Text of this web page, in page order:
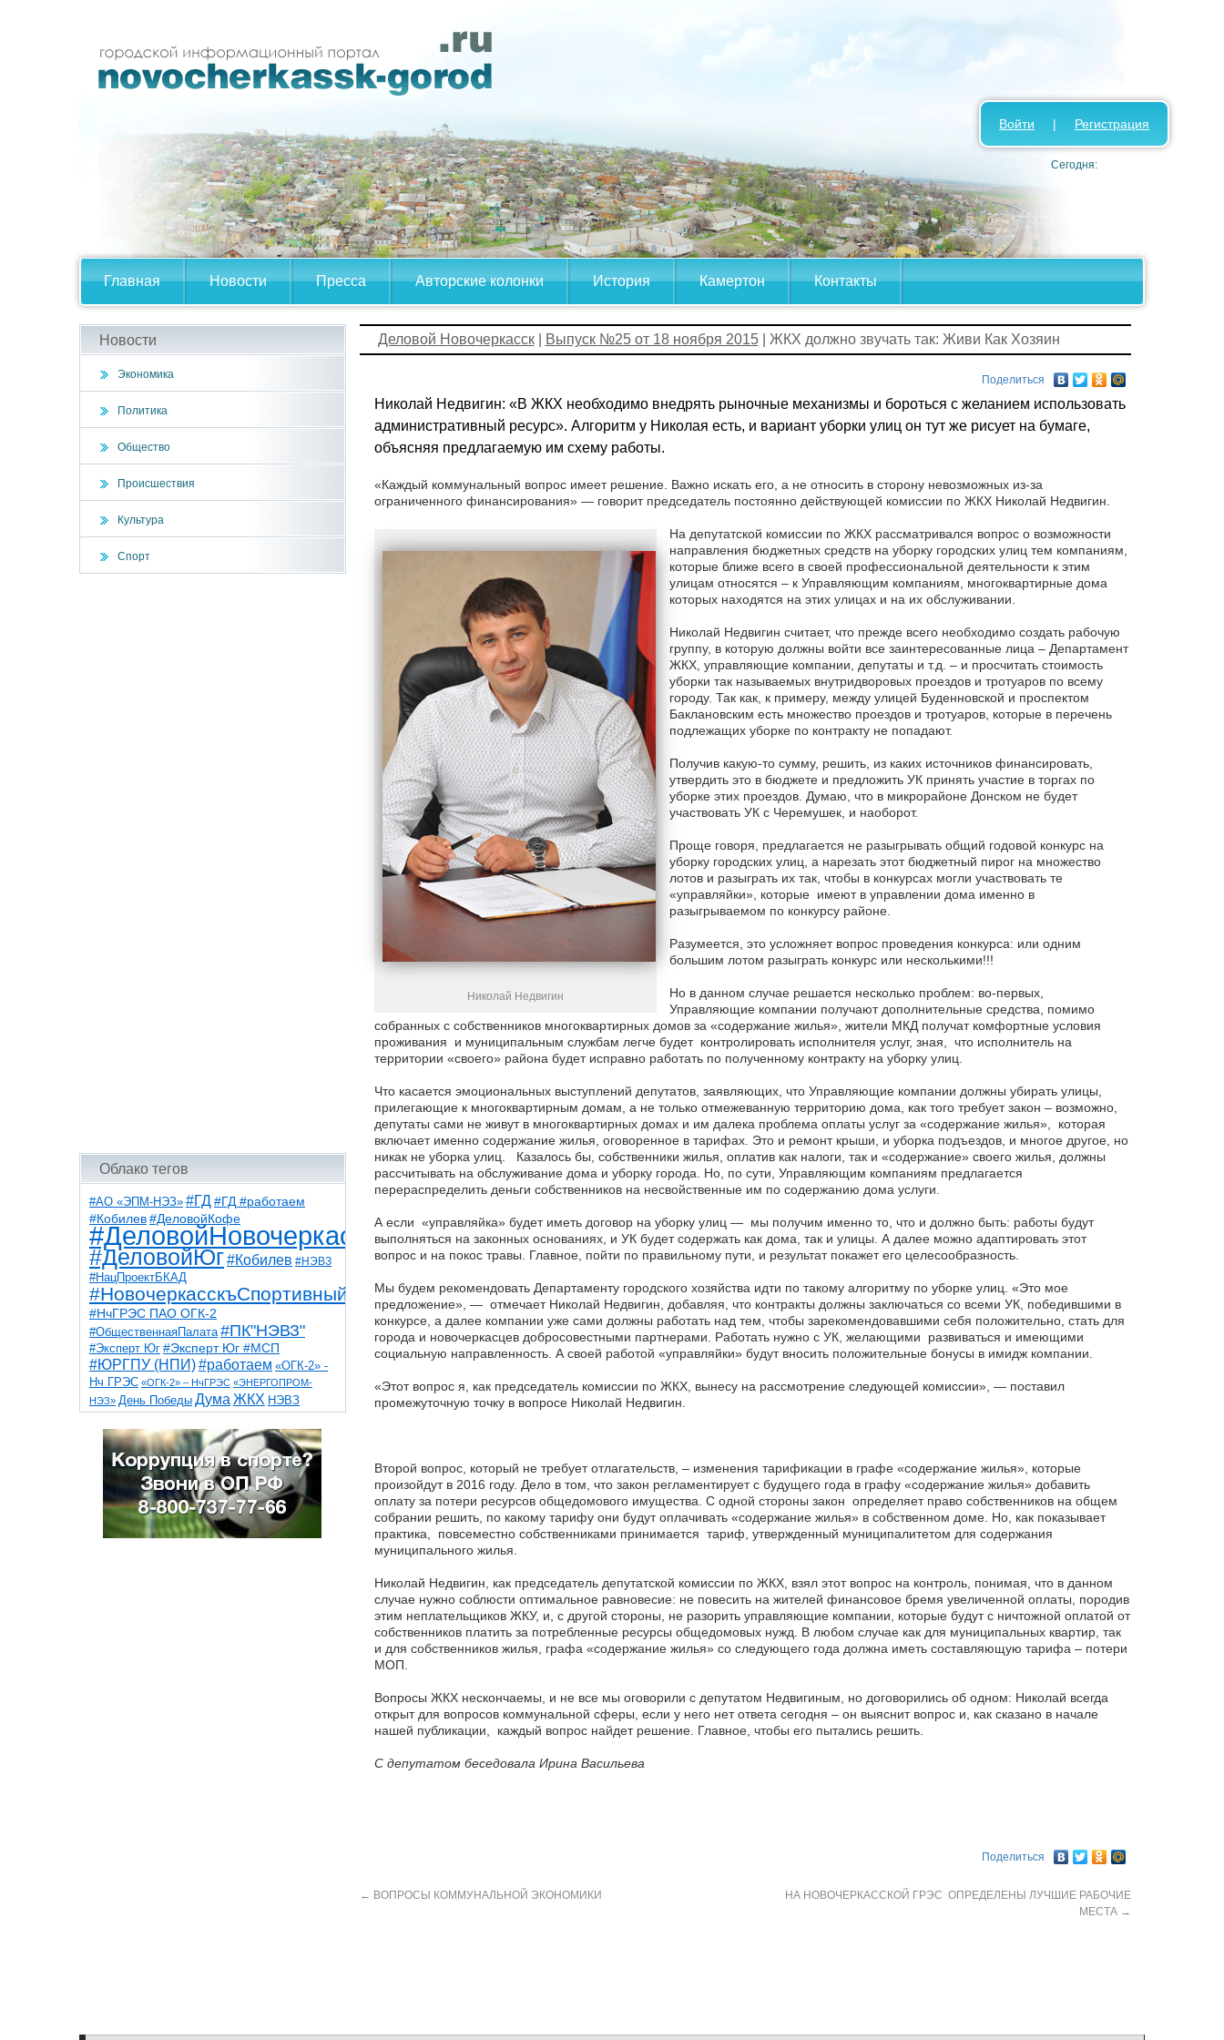
Главная Новости Пресса Авторские колонки История Камертон Контакты
Войти | Регистрация
Сегодня:
Новости
Экономика
Политика
Общество
Происшествия
Культура
Спорт
Облако тегов
#АО «ЭПМ-НЭЗ» #ГД #ГД #работаем
#Кобилев #ДеловойКофе
#ДеловойНовочеркасск
#ДеловойЮг#Кобилев #НЭВЗ
#НацПроектБКАД
#НовочеркасскъСпортивный
#НчГРЭС ПАО ОГК-2
#ОбщественнаяПалата #ПК"НЭВЗ"
#Эксперт Юг #Эксперт Юг #МСП
#ЮРГПУ (НПИ)#работаем «ОГК-2» -
Нч ГРЭС «ОГК-2» – НчГРЭС «ЭНЕРГОПРОМ-
НЭЗ» День Победы Дума ЖКХ НЭВЗ
НчГРЭС ТНТ
благоустройствоветераны выборы
детидороги казаки коррупция космос
общественная палата парк пожар роща
спорт театр транспорт художники
Деловой Новочеркасск| Выпуск №25 от 18 ноября 2015| ЖКХ должно звучать так: Живи Как Хозяин
Поделиться
Николай Недвигин: «В ЖКХ необходимо внедрять рыночные механизмы и бороться с желанием использовать
административный ресурс». Алгоритм у Николая есть, и вариант уборки улиц он тут же рисует на бумаге,
объясняя предлагаемую им схему работы.
«Каждый коммунальный вопрос имеет решение. Важно искать его, а не относить в сторону невозможных из-за
ограниченного финансирования» — говорит председатель постоянно действующей комиссии по ЖКХ Николай Недвигин.
Николай Недвигин
На депутатской комиссии по ЖКХ рассматривался вопрос о возможности
направления бюджетных средств на уборку городских улиц тем компаниям,
которые ближе всего в своей профессиональной деятельности к этим
улицам относятся – к Управляющим компаниям, многоквартирные дома
которых находятся на этих улицах и на их обслуживании.
Николай Недвигин считает, что прежде всего необходимо создать рабочую
группу, в которую должны войти все заинтересованные лица – Департамент
ЖКХ, управляющие компании, депутаты и т.д. – и просчитать стоимость
уборки так называемых внутридворовых проездов и тротуаров по всему
городу. Так как, к примеру, между улицей Буденновской и проспектом
Баклановским есть множество проездов и тротуаров, которые в перечень
подлежащих уборке по контракту не попадают.
Получив какую-то сумму, решить, из каких источников финансировать,
утвердить это в бюджете и предложить УК принять участие в торгах по
уборке этих проездов. Думаю, что в микрорайоне Донском не будет
участвовать УК с Черемушек, и наоборот.
Проще говоря, предлагается не разыгрывать общий годовой конкурс на
уборку городских улиц, а нарезать этот бюджетный пирог на множество
лотов и разыграть их так, чтобы в конкурсах могли участвовать те
«управляйки», которые имеют в управлении дома именно в
разыгрываемом по конкурсу районе.
Разумеется, это усложняет вопрос проведения конкурса: или одним
большим лотом разыграть конкурс или несколькими!!!
Но в данном случае решается несколько проблем: во-первых,
Управляющие компании получают дополнительные средства, помимо
собранных с собственников многоквартирных домов за «содержание жилья», жители МКД получат комфортные условия
проживания и муниципальным службам легче будет контролировать исполнителя услуг, зная, что исполнитель на
территории «своего» района будет исправно работать по полученному контракту на уборку улиц.
Что касается эмоциональных выступлений депутатов, заявляющих, что Управляющие компании должны убирать улицы,
прилегающие к многоквартирным домам, а не только отмежеванную территорию дома, как того требует закон – возможно,
депутаты сами не живут в многоквартирных домах и им далека проблема оплаты услуг за «содержание жилья», которая
включает именно содержание жилья, оговоренное в тарифах. Это и ремонт крыши, и уборка подъездов, и многое другое, но
никак не уборка улиц. Казалось бы, собственники жилья, оплатив как налоги, так и «содержание» своего жилья, должны
рассчитывать на обслуживание дома и уборку города. Но, по сути, Управляющим компаниям предлагается
перераспределить деньги собственников на несвойственные им по содержанию дома услуги.
А если «управляйка» будет иметь договор на уборку улиц — мы получим именно то, что и должно быть: работы будут
выполняться на законных основаниях, и УК будет содержать как дома, так и улицы. А далее можно адаптировать этот
вопрос и на покос травы. Главное, пойти по правильному пути, и результат покажет его целесообразность.
Мы будем рекомендовать Департаменту городского хозяйства идти по такому алгоритму по уборке улиц. «Это мое
предложение», — отмечает Николай Недвигин, добавляя, что контракты должны заключаться со всеми УК, победившими в
конкурсе, а далее компании уже сами должны работать над тем, чтобы зарекомендовавшими себя положительно, стать для
города и новочеркасцев добросовестными партнерами. Работать нужно с УК, желающими развиваться и имеющими
социальную направленность. А своей работой «управляйки» будут вносить положительные бонусы в имидж компании.
«Этот вопрос я, как председатель комиссии по ЖКХ, вынесу на рассмотрение следующей комиссии», — поставил
промежуточную точку в вопросе Николай Недвигин.
Второй вопрос, который не требует отлагательств, – изменения тарификации в графе «содержание жилья», которые
произойдут в 2016 году. Дело в том, что закон регламентирует с будущего года в графу «содержание жилья» добавить
оплату за потери ресурсов общедомового имущества. С одной стороны закон определяет право собственников на общем
собрании решить, по какому тарифу они будут оплачивать «содержание жилья» в собственном доме. Но, как показывает
практика, повсеместно собственниками принимается тариф, утвержденный муниципалитетом для содержания
муниципального жилья.
Николай Недвигин, как председатель депутатской комиссии по ЖКХ, взял этот вопрос на контроль, понимая, что в данном
случае нужно соблюсти оптимальное равновесие: не повесить на жителей финансовое бремя увеличенной оплаты, породив
этим неплательщиков ЖКУ, и, с другой стороны, не разорить управляющие компании, которые будут с ничтожной оплатой от
собственников платить за потребленные ресурсы общедомовых нужд. В любом случае как для муниципальных квартир, так
и для собственников жилья, графа «содержание жилья» со следующего года должна иметь составляющую тарифа – потери
МОП.
Вопросы ЖКХ нескончаемы, и не все мы оговорили с депутатом Недвигиным, но договорились об одном: Николай всегда
открыт для вопросов коммунальной сферы, если у него нет ответа сегодня – он выяснит вопрос и, как сказано в начале
нашей публикации, каждый вопрос найдет решение. Главное, чтобы его пытались решить.
С депутатом беседовала Ирина Васильева
Поделиться
← ВОПРОСЫ КОММУНАЛЬНОЙ ЭКОНОМИКИ
НА НОВОЧЕРКАССКОЙ ГРЭС ОПРЕДЕЛЕНЫ ЛУЧШИЕ РАБОЧИЕ
МЕСТА →